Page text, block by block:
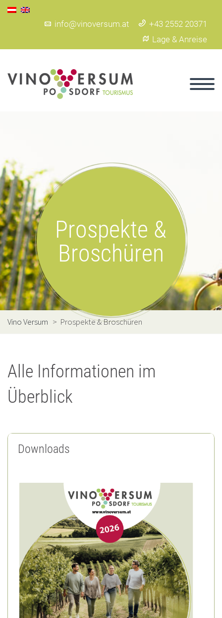
info@vinoversum.at
+43 2552 20371
Lage & Anreise
Prospekte &
Broschüren
Vino Versum > Prospekte & Broschüren
Alle Informationen im
Überblick
Downloads